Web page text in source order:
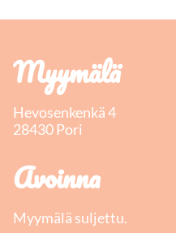
Myymälä
Hevosenkenkä 4
28430 Pori
Avoinna
Myymälä suljettu.